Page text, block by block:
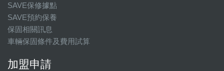
SAVE保修據點
SAVE預約保養
保固相關訊息
車輛保固條件及費用試算
加盟申請